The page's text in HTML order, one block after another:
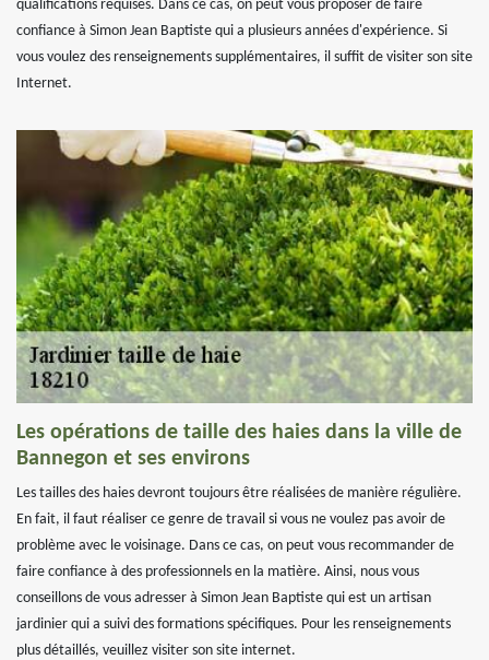
qualifications requises. Dans ce cas, on peut vous proposer de faire
confiance à Simon Jean Baptiste qui a plusieurs années d'expérience. Si
vous voulez des renseignements supplémentaires, il suffit de visiter son site
Internet.
Les opérations de taille des haies dans la ville de
Bannegon et ses environs
Les tailles des haies devront toujours être réalisées de manière régulière.
En fait, il faut réaliser ce genre de travail si vous ne voulez pas avoir de
problème avec le voisinage. Dans ce cas, on peut vous recommander de
faire confiance à des professionnels en la matière. Ainsi, nous vous
conseillons de vous adresser à Simon Jean Baptiste qui est un artisan
jardinier qui a suivi des formations spécifiques. Pour les renseignements
plus détaillés, veuillez visiter son site internet.